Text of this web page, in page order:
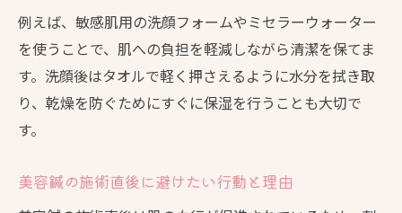
例えば、敏感肌用の洗顔フォームやミセラーウォーター
を使うことで、肌への負担を軽減しながら清潔を保てま
す。洗顔後はタオルで軽く押さえるように水分を拭き取
り、乾燥を防ぐためにすぐに保湿を行うことも大切で
す。
美容鍼の施術直後に避けたい行動と理由